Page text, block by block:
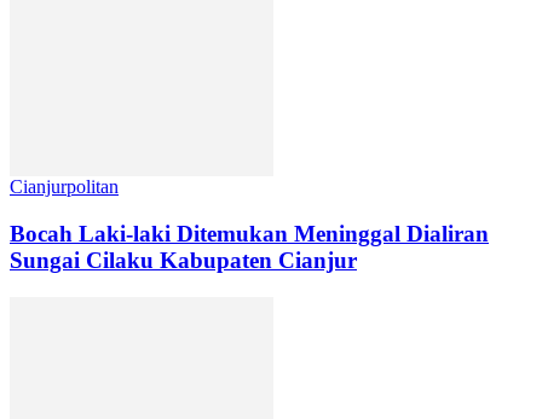
Cianjurpolitan
Bocah Laki-laki Ditemukan Meninggal Dialiran
Sungai Cilaku Kabupaten Cianjur